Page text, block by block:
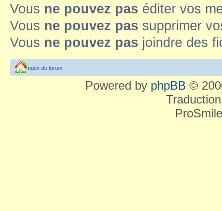
Vous ne pouvez pas éditer vos
Vous ne pouvez pas supprimer
Vous ne pouvez pas joindre des
Index du forum
Powered by phpBB ©